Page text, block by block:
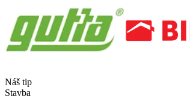
Náš tip
Stavba